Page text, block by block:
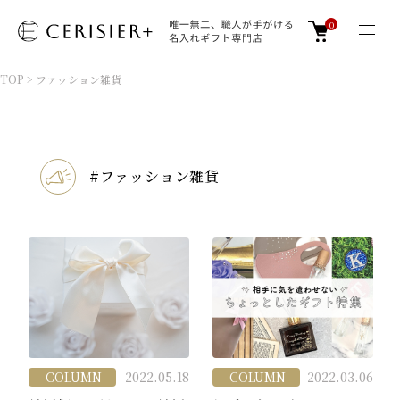
0
TOP > ファッション雑貨
#ファッション雑貨
COLUMN 2022.05.18 COLUMN 2022.03.06